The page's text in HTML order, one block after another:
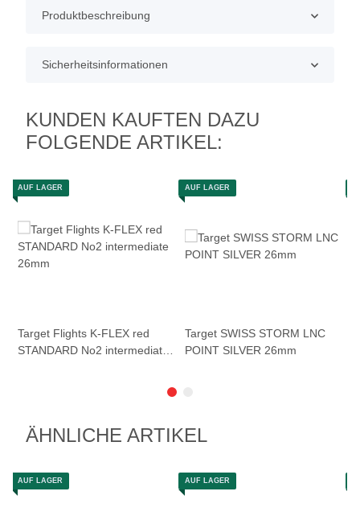
Produktbeschreibung
Sicherheitsinformationen
KUNDEN KAUFTEN DAZU
FOLGENDE ARTIKEL:
AUF LAGER
Target Flights K-FLEX red
STANDARD No2 intermediate
AUF LAGER
Target SWISS STORM LNC
POINT SILVER 26mm
ÄHNLICHE ARTIKEL
AUF LAGER AUF LAGER